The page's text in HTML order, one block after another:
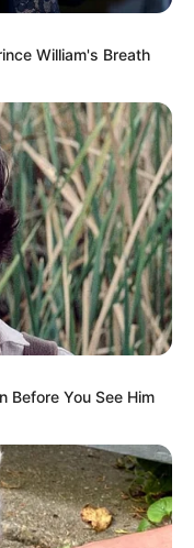
William's Breath
Before You See Him